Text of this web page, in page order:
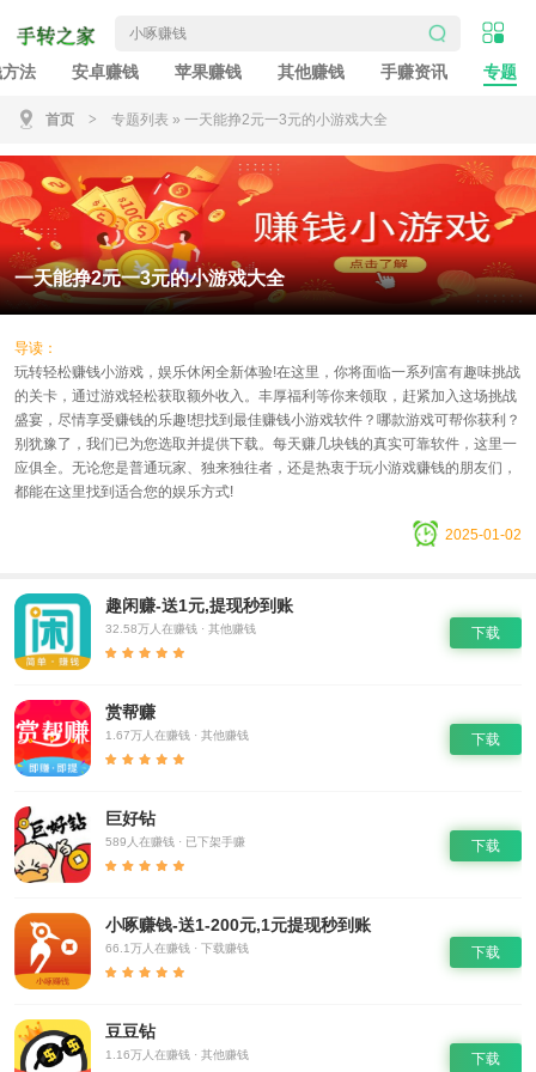
法 安卓赚钱 苹果赚钱 其他赚钱 手赚资讯 专题
首页 > 专题列表 » 一天能挣2元一3元的小游戏大全
一天能挣2元一3元的小游戏大全
导读：
玩转轻松赚钱小游戏，娱乐休闲全新体验!在这里，你将面临一系列富有趣味挑战
的关卡，通过游戏轻松获取额外收入。丰厚福利等你来领取，赶紧加入这场挑战
盛宴，尽情享受赚钱的乐趣!想找到最佳赚钱小游戏软件？哪款游戏可帮你获利？
别犹豫了，我们已为您选取并提供下载。每天赚几块钱的真实可靠软件，这里一
应俱全。无论您是普通玩家、独来独往者，还是热衷于玩小游戏赚钱的朋友们，
都能在这里找到适合您的娱乐方式!
2025-01-02
趣闲赚-送1元,提现秒到账
32.58万人在赚钱 · 其他赚钱 下载
赏帮赚
1.67万人在赚钱 · 其他赚钱 下载
巨好钻
589人在赚钱 · 已下架手赚 下载
小啄赚钱-送1-200元,1元提现秒到账
66.1万人在赚钱 · 下载赚钱 下载
豆豆钻
1.16万人在赚钱 · 其他赚钱 下载